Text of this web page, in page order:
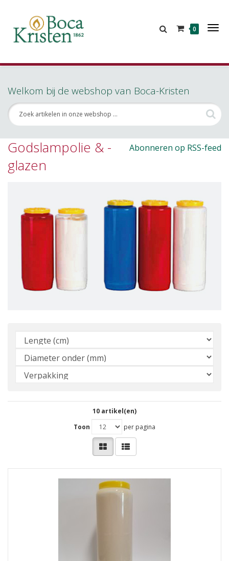
0
Welkom bij de webshop van Boca-Kristen
Abonneren op RSS-feed
Godslampolie & -
glazen
10 artikel(en)
Toon
per pagina